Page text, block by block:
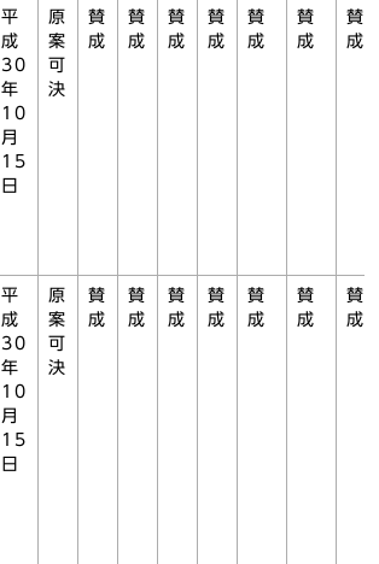
平
成
30
年
10
月
15
日
原
案
可
決
賛
成
賛
成
賛
成
賛
成
賛
成
賛
成
賛
成
平
成
30
年
10
月
15
日
原
案
可
決
賛
成
賛
成
賛
成
賛
成
賛
成
賛
成
賛
成